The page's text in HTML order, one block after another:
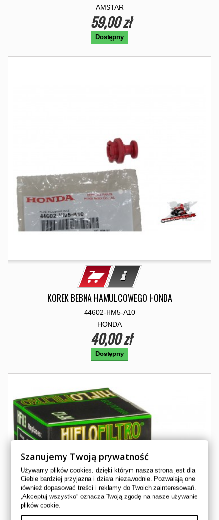
AMSTAR
59,00 zł
Dostępny
KOREK BEBNA HAMULCOWEGO HONDA
44602-HM5-A10
HONDA
40,00 zł
Dostępny
Szanujemy Twoją prywatność
Używamy plików cookies, dzięki którym nasza strona jest dla
Ciebie bardziej przyjazna i działa niezawodnie. Pozwalają one
również dopasować treści i reklamy do Twoich zainteresowań.
„Akceptuj wszystko” oznacza Twoją zgodę na nasze używanie
plików cookie.